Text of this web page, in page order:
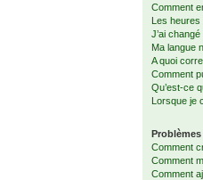
Comment
Les
J’ai
Ma langue
A quoi
Comment
Qu’est-ce
Lorsque je
Comment
Comment
Comment